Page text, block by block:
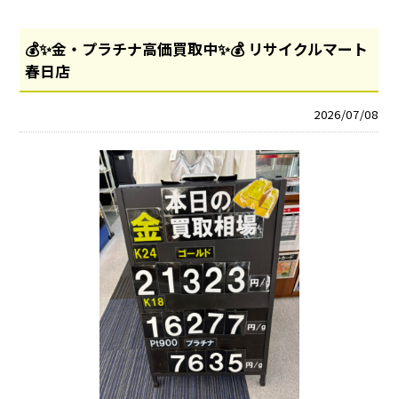
💰✨金・プラチナ高価買取中✨💰 リサイクルマート
春日店
2026/07/08